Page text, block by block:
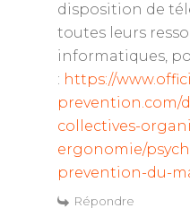
disposition de
toutes leurs
informatiques,
: https://
prevention.com/
collectives-
ergonomie/
prevention-du-
Répondre